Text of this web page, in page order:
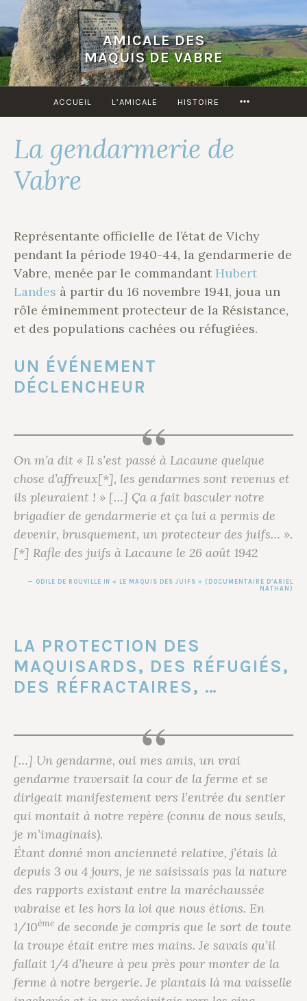
Accéder
au
contenu
principal
AMICALE DES
MAQUIS DE VABRE
ACCUEIL L’AMICALE HISTOIRE
La gendarmerie de
Vabre
Représentante officielle de l’état de Vichy
pendant la période 1940-44, la gendarmerie de
Vabre, menée par le commandant Hubert
Landes à partir du 16 novembre 1941, joua un
rôle éminemment protecteur de la Résistance,
et des populations cachées ou réfugiées.
UN ÉVÉNEMENT
DÉCLENCHEUR
On m’a dit « Il s’est passé à Lacaune quelque
chose d’affreux[*], les gendarmes sont revenus et
ils pleuraient ! » […] Ça a fait basculer notre
brigadier de gendarmerie et ça lui a permis de
devenir, brusquement, un protecteur des juifs… ».
[*] Rafle des juifs à Lacaune le 26 août 1942
ODILE DE ROUVILLE IN « LE MAQUIS DES JUIFS » (DOCUMENTAIRE D’ARIEL
NATHAN)
LA PROTECTION DES
MAQUISARDS, DES RÉFUGIÉS,
DES RÉFRACTAIRES, …
[…] Un gendarme, oui mes amis, un vrai
gendarme traversait la cour de la ferme et se
dirigeait manifestement vers l’entrée du sentier
qui montait à notre repère (connu de nous seuls,
je m’imaginais).
Étant donné mon ancienneté relative, j’étais là
depuis 3 ou 4 jours, je ne saisissais pas la nature
des rapports existant entre la maréchaussée
vabraise et les hors la loi que nous étions. En
1/10ème de seconde je compris que le sort de toute
la troupe était entre mes mains. Je savais qu’il
fallait 1/4 d’heure à peu près pour monter de la
ferme à notre bergerie. Je plantais là ma vaisselle